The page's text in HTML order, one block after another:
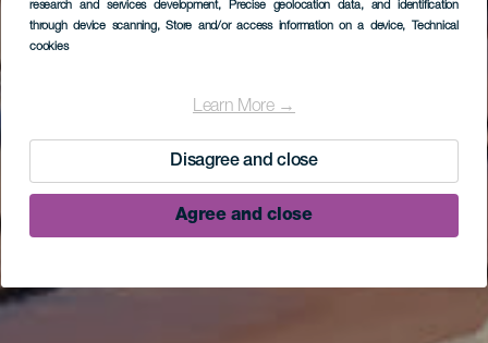
research and services development, Precise geolocation data, and identification
through device scanning, Store and/or access information on a device, Technical
cookies
Learn More →
Disagree and close
Agree and close